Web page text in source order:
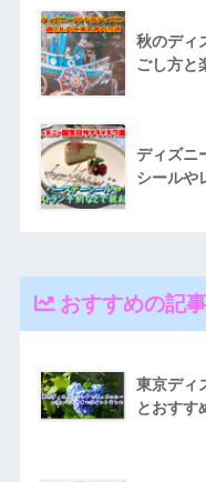
秋のディ
ごし方と
ディズニ
シールや
おすすめの記事
東京ディ
とおすす